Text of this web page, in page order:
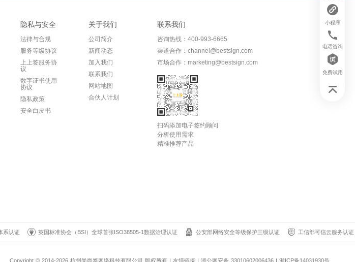
隐私与安全
法律与合规
服务等级协议
上上签服务协
议
数字证书使用
协议
隐私政策
安全白皮书
关于我们
公司简介
新闻动态
加入我们
联系我们
网站地图
合伙人计划
联系我们
咨询热线：400-993-6665
渠道合作：channel@bestsign.com
市场合作：marketing@bestsign.com
扫码添加电子签约顾问
分析使用需求
精准推荐产品
系认证 英国标准协会（BSI）全球首张ISO38505-1数据治理认证 公安部网络安全等级保护三级认证 工信部可信云服务认证
Copyright © 2014-2026 杭州尚尚签网络科技有限公司 版权所有 | 友情链接 | 浙公网安备 33010602006436 | 浙ICP备14031930号
小程序
电话咨询
免费试用